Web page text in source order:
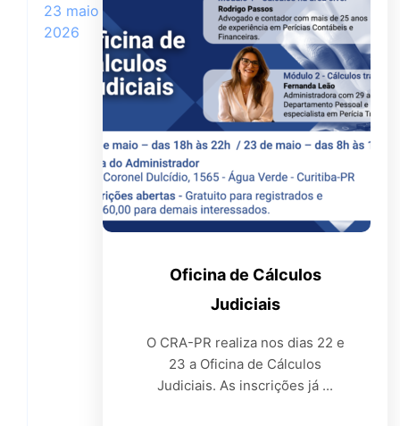
23 maio
2026
Oficina de Cálculos
Judiciais
O CRA-PR realiza nos dias 22 e
23 a Oficina de Cálculos
Judiciais. As inscrições já ...